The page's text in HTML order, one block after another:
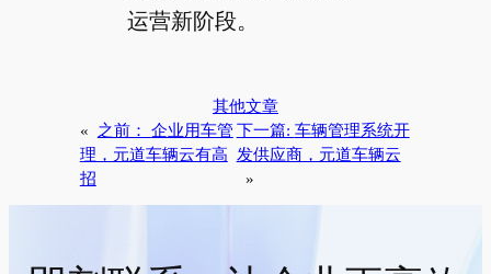
运营新阶段。
其他文章
«
之前： 企业用车管
理，元道车辆云有高
招
下一篇: 车辆管理系统开
发供应商，元道车辆云
»